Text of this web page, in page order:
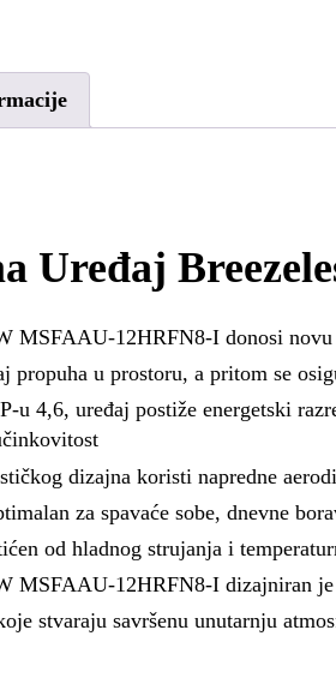
Uređaj
MSFAAU-12HRFN8-I donosi
propuha u prostoru, a pritom se
u 4,6, uređaj postiže energetski
dizajna koristi napredne
za spavaće sobe, dnevne
od hladnog strujanja i
MSFAAU-12HRFN8-I dizajniran
stvaraju savršenu unutarnju